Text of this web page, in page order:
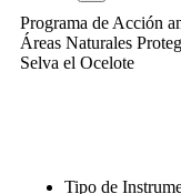
Programa de Acción
Áreas Naturales
Selva el Ocelote
Tipo de